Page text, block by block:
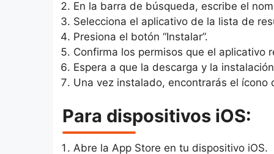
En la barra de búsqueda, escribe el
Selecciona el aplicativo de la lista de
Presiona el botón “Instalar”.
Confirma los permisos que el aplicativo
Espera a que la descarga y la
Una vez instalado, encontrarás el
Para dispositivos iOS:
Abre la App Store en tu dispositivo iOS.